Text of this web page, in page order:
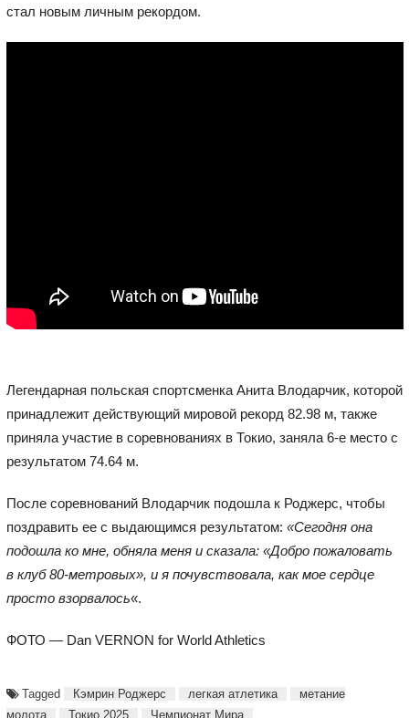
стал новым личным рекордом.
Легендарная польская спортсменка Анита Влодарчик, которой
принадлежит действующий мировой рекорд 82.98 м, также
приняла участие в соревнованиях в Токио, заняла 6-е место с
результатом 74.64 м.
После соревнований Влодарчик подошла к Роджерс, чтобы
поздравить ее с выдающимся результатом: «Сегодня она
подошла ко мне, обняла меня и сказала: «Добро пожаловать
в клуб 80-метровых», и я почувствовала, как мое сердце
просто взорвалось«.
ФОТО — Dan VERNON for World Athletics
Tagged Кэмрин Роджерс легкая атлетика
метание
молота
Токио 2025 Чемпионат Мира